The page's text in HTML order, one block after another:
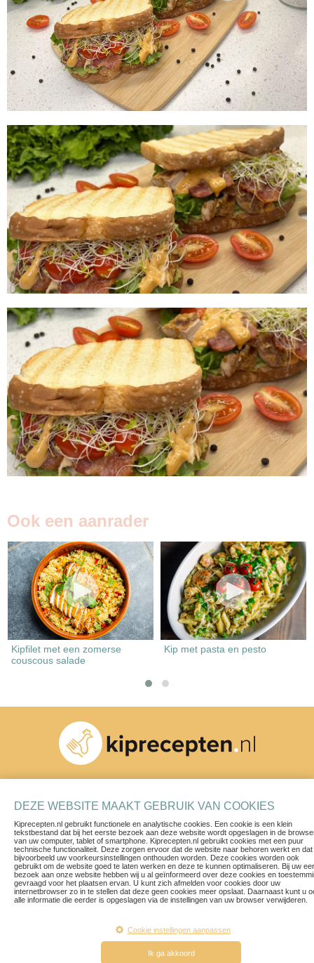
Ook een aanrader
Kipfilet met een zomerse
couscous salade
Kip met pasta en pesto
Recepten
Blogs & Vlogs
Contact
Privacy Policy
DEZE WEBSITE MAAKT GEBRUIK VAN COOKIES
Kiprecepten.nl gebruikt functionele en analytische cookies. Een cookie is een klein
tekstbestand dat bij het eerste bezoek aan deze website wordt opgeslagen in de
van uw computer, tablet of smartphone. Kiprecepten.nl gebruikt cookies met een puur
technische functionaliteit. Deze zorgen ervoor dat de website naar behoren werkt en dat
bijvoorbeeld uw voorkeursinstellingen onthouden worden. Deze cookies worden ook
gebruikt om de website goed te laten werken en deze te kunnen optimaliseren. Bij uw
bezoek aan onze website hebben wij u al geïnformeerd over deze cookies en
gevraagd voor het plaatsen ervan. U kunt zich afmelden voor cookies door uw
internetbrowser zo in te stellen dat deze geen cookies meer opslaat. Daarnaast kunt u
alle informatie die eerder is opgeslagen via de instellingen van uw browser verwijderen.
Cookie instellingen aanpassen
Ik ga akkoord